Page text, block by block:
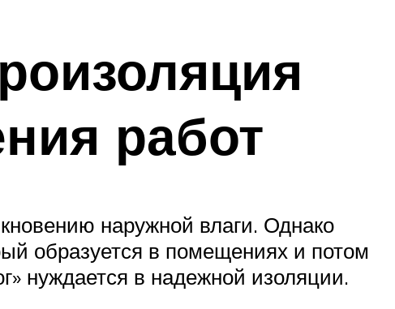
работ
наружной влаги. Однако
образуется в помещениях и потом
нуждается в надежной изоляции.